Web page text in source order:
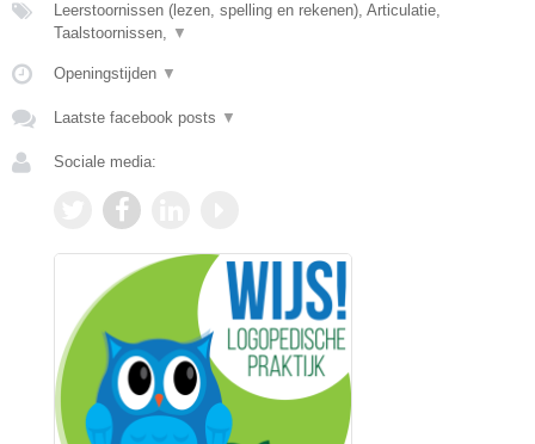
Leerstoornissen (lezen, spelling en rekenen), Articulatie,
Taalstoornissen, ▼
Openingstijden ▼
Laatste facebook posts ▼
Sociale media: